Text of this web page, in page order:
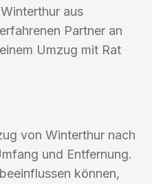
aus
Partner an
Umzug mit Rat
von Winterthur nach
und Entfernung.
können,